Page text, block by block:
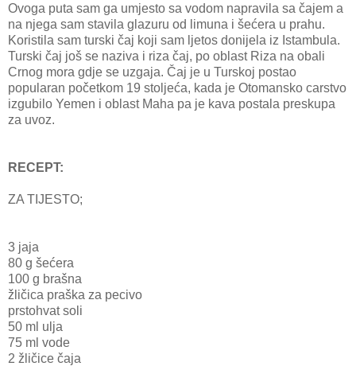
Ovoga puta sam ga umjesto sa vodom napravila sa čajem a
na njega sam stavila glazuru od limuna i šećera u prahu.
Koristila sam turski čaj koji sam ljetos donijela iz Istambula.
Turski čaj još se naziva i riza čaj, po oblast Riza na obali
Crnog mora gdje se uzgaja. Čaj je u Turskoj postao
popularan početkom 19 stoljeća, kada je Otomansko carstvo
izgubilo Yemen i oblast Maha pa je kava postala preskupa
za uvoz.
RECEPT:
ZA TIJESTO;
3 jaja
80 g šećera
100 g brašna
žličica praška za pecivo
prstohvat soli
50 ml ulja
75 ml vode
2 žličice čaja